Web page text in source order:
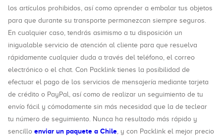
los artículos prohibidos, así como aprender a embalar tus objetos
para que durante su transporte permanezcan siempre seguros.
En cualquier caso, tendrás asimismo a tu disposición un
inigualable servicio de atención al cliente para que resuelva
rápidamente cualquier duda a través del teléfono, el correo
electrónico o el chat. Con Packlink tienes la posibilidad de
efectuar el pago de los servicios de mensajería mediante tarjeta
de crédito o PayPal, así como de realizar un seguimiento de tu
envío fácil y cómodamente sin más necesidad que la de teclear
tu número de seguimiento. Nunca ha resultado más rápido y
sencillo enviar un paquete a Chile, y con Packlink el mejor precio